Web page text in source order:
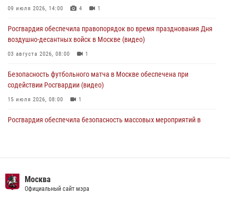
Делегация МВД Республики Беларусь ознакомилась с передовыми
04 августа 2026, 18:16 5
09 июля 2026, 14:00 4 1
Росгвардия обеспечила правопорядок во время празднования Дня
воздушно-десантных войск в Москве (видео)
03 августа 2026, 08:00 1
Безопасность футбольного матча в Москве обеспечена при
содействии Росгвардии (видео)
15 июля 2026, 08:00 1
Росгвардия обеспечила безопасность массовых мероприятий в
чемпионат по самбо (виео)
15 июля 2026, 14:00 8
Москва
Официальный сайт мэра